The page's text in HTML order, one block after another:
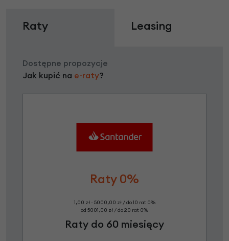
Raty Leasing
Dostępne propozycje
Jak kupić na e-raty?
Raty 0%
1,00 zł - 5000,00 zł / do 10 rat 0%
od 5001,00 zł / do 20 rat 0%
Raty do 60 miesięcy